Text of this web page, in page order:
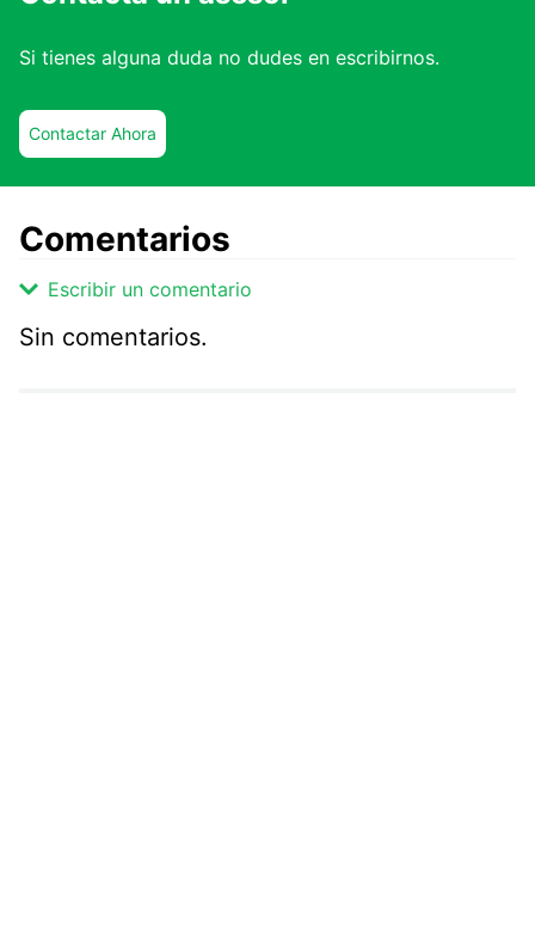
Si tienes alguna duda no dudes en escribirnos.
Contactar Ahora
Comentarios
Escribir un comentario
Sin comentarios.